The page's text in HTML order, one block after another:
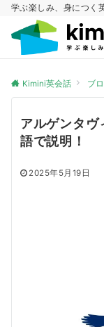
学ぶ楽しみ、身につく
Kimini英会話 ブ
アルゲンタヴ
語で説明！
2025年5月19日